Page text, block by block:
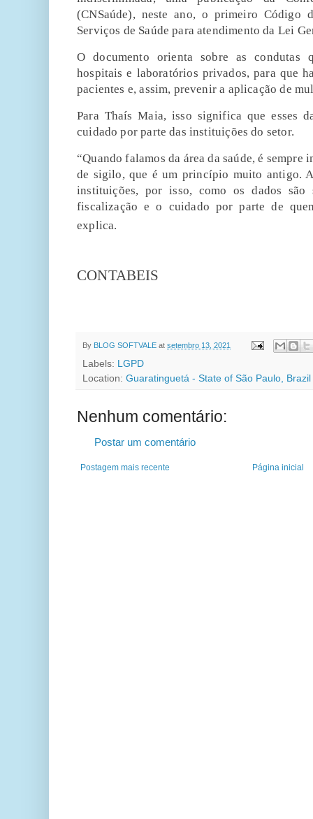
(CNSaúde), neste ano, o primeiro Código
Serviços de Saúde para atendimento da Lei
O documento orienta sobre as condutas
hospitais e laboratórios privados, para que
pacientes e, assim, prevenir a aplicação de
Para Thaís Maia, isso significa que esses
cuidado por parte das instituições do setor.
“Quando falamos da área da saúde, é
de sigilo, que é um princípio muito antigo.
instituições, por isso, como os dados são
fiscalização e o cuidado por parte de
explica.
CONTABEIS
By BLOG SOFTVALE at setembro 13, 2021
Labels: LGPD
Location: Guaratinguetá - State of São Paulo, Brazil
Nenhum comentário:
Postar um comentário
Postagem mais recente Página inicial